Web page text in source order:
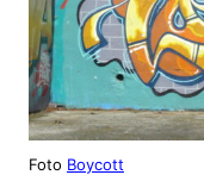
Foto Boycott